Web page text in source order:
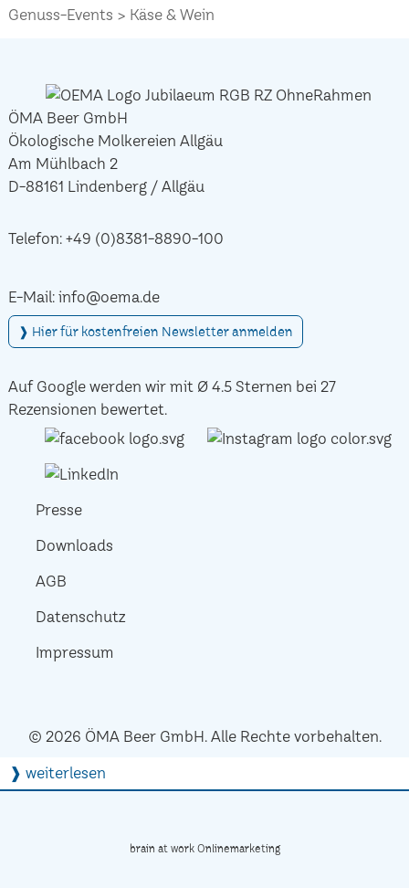
Genuss-Events Käse & Wein
ÖMA Beer GmbH
Ökologische Molkereien Allgäu
Am Mühlbach 2
D-88161 Lindenberg / Allgäu
Telefon: +49 (0)8381-8890-100
E-Mail: info@oema.de
❱ Hier für kostenfreien Newsletter anmelden
Auf Google werden wir mit Ø 4.5 Sternen bei 27
Rezensionen bewertet.
Presse
Downloads
AGB
Datenschutz
Impressum
© 2026 ÖMA Beer GmbH. Alle Rechte vorbehalten.
❱ weiterlesen
brain at work Onlinemarketing